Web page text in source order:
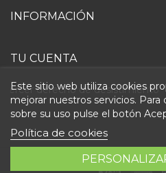
Este sitio web utiliza cookies
mejorar nuestros servicios.
sobre su uso pulse el botón
Política de cookies
INFORMACIÓN
TU CUENTA
Ejercer derecho de desistimiento